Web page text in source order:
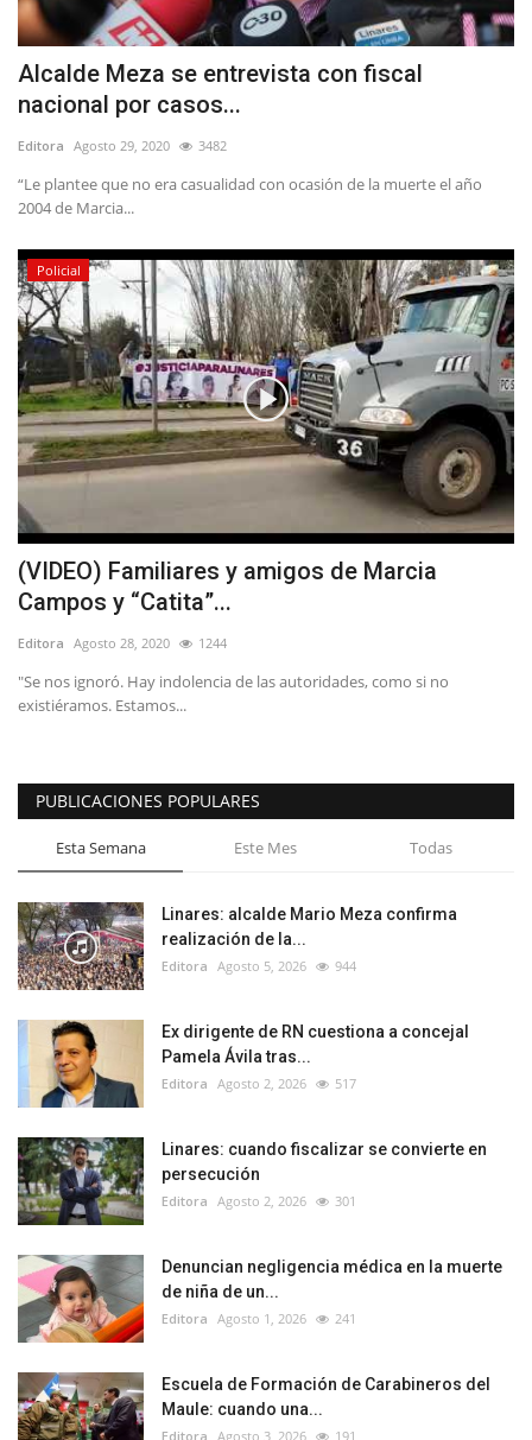
Alcalde Meza se entrevista con fiscal
nacional por casos...
Editora Agosto 29, 2020 3482
“Le plantee que no era casualidad con ocasión de la muerte el año
2004 de Marcia...
Policial
(VIDEO) Familiares y amigos de Marcia
Campos y “Catita”...
Editora Agosto 28, 2020 1244
"Se nos ignoró. Hay indolencia de las autoridades, como si no
existiéramos. Estamos...
PUBLICACIONES POPULARES
Esta Semana Este Mes Todas
Linares: alcalde Mario Meza confirma
realización de la...
Editora Agosto 5, 2026 944
Ex dirigente de RN cuestiona a concejal
Pamela Ávila tras...
Editora Agosto 2, 2026 517
Linares: cuando fiscalizar se convierte en
persecución
Editora Agosto 2, 2026 301
Denuncian negligencia médica en la muerte
de niña de un...
Editora Agosto 1, 2026 241
Escuela de Formación de Carabineros del
Maule: cuando una...
Editora Agosto 3, 2026 191